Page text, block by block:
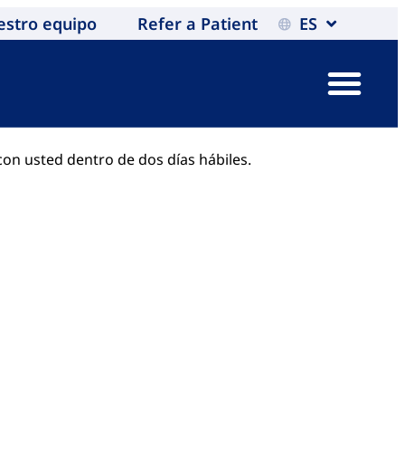
equipo Refer a Patient ES
usted dentro de dos días hábiles.